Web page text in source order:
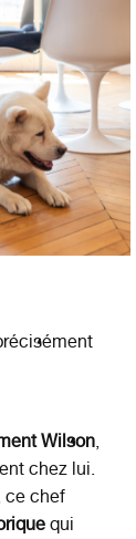
Wilson
chez lui.
ce chef
qui